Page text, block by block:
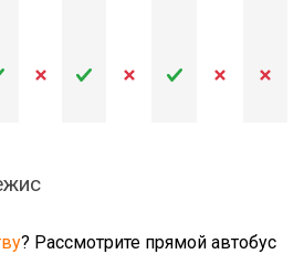
? Рассмотрите прямой автобус